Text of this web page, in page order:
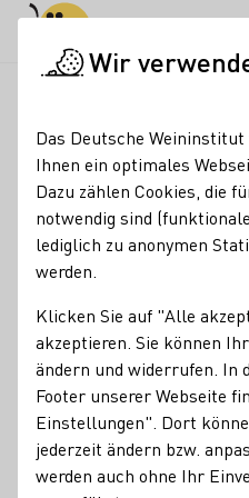
Schäfer
DUALES STUDIUM BWL-
SALES - DÖHLER GMBH
Flonheim
Juliane Schäfer aus
gekrönte Deutsche
Deutschen Weinmajestäten.
charmanten wie
Gekonnt erläuterte die
Wir
Das Deutsche
Ihnen ein optimales
Dazu zählen Cookies, die
notwendig sind
lediglich zu anonymen
werden.
Klicken Sie auf "Alle
akzeptieren. Sie können
ändern und widerrufen. In
Footer unserer Webseite
Einstellungen". Dort
jederzeit ändern bzw.
werden auch ohne Ihr